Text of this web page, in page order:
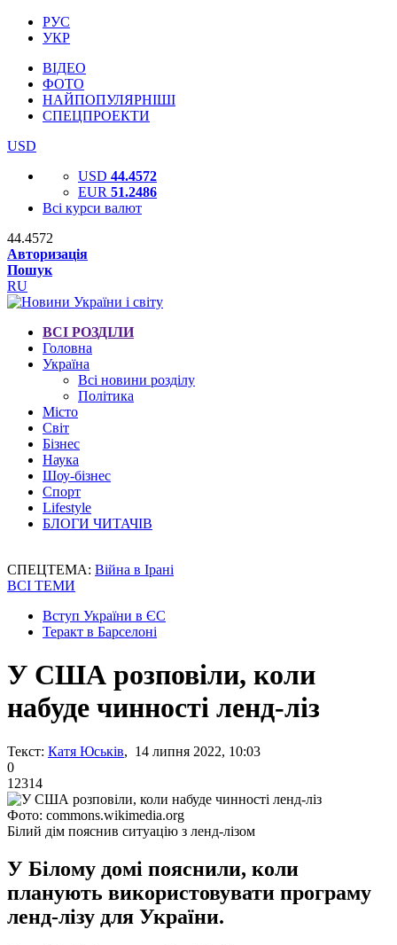
РУС
УКР
ВІДЕО
ФОТО
НАЙПОПУЛЯРНІШІ
СПЕЦПРОЕКТИ
USD
USD 44.4572
EUR 51.2486
Всі курси валют
44.4572
Авторизація
Пошук
RU
ВСІ РОЗДІЛИ
Головна
Україна
Всі новини розділу
Політика
Місто
Світ
Бізнес
Наука
Шоу-бізнес
Спорт
Lifestyle
БЛОГИ ЧИТАЧІВ
СПЕЦТЕМА: Війна в Ірані
ВСІ ТЕМИ
Вступ України в ЄС
Теракт в Барселоні
У США розповіли, коли
набуде чинності ленд-ліз
Текст: Катя Юськів, 14 липня 2022, 10:03
0
12314
Фото: commons.wikimedia.org
Білий дім пояснив ситуацію з ленд-лізом
У Білому домі пояснили, коли
планують використовувати програму
ленд-лізу для України.